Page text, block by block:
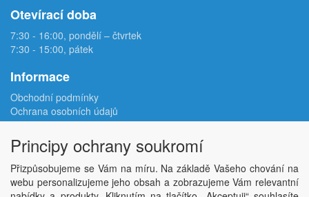
Otevírací doba
7:30 - 16:00, pondělí – čtvrtek
7:30 - 15:00, pátek
Informace
Obchodní podmínky
Ochrana osobních údajů
Reklamační protokol
Odstoupení od smlouvy
Podmínky užití e-shopu
Doprava
Velkoobchod
Kontakt
Principy ochrany soukromí
Přizpůsobujeme se Vám na míru. Na základě Vašeho chování na
webu personalizujeme jeho obsah a zobrazujeme Vám relevantní